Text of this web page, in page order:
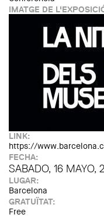
IMATGE DE
LINK:
https://
FECHA:
SABADO, 16 MAYO,
LUGAR:
Barcelona
GRATUÏTAT:
Free